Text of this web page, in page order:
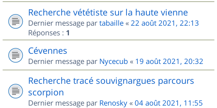
Recherche vététiste sur la haute vienne
Dernier message par tabaille « 22 août 2021, 22:13
Réponses : 1
Cévennes
Dernier message par Nycecub « 19 août 2021, 20:32
Recherche tracé souvignargues parcours
scorpion
Dernier message par Renosky « 04 août 2021, 11:55